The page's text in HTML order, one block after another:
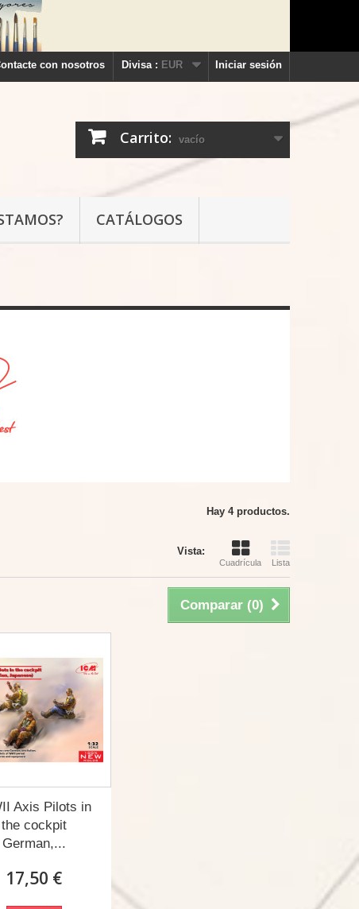
Iniciar sesión
Divisa : EUR
con nosotros
Carrito: vacío
CATÁLOGOS
Hay 4 productos.
Vista:
Cuadrícula Lista
Comparar (0)
Axis Pilots in
the cockpit
German,...
17,50 €